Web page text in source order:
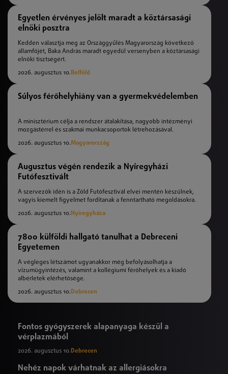
Egyetlen érvényes jelölt maradt a köztársasági
elnöki posztra
Kedden választja meg az Országgyűlés Magyarország következő
államfőjét, Baka András maradt egyedül versenyben a köztársasági
elnöki tisztségért.
2026. augusztus 10.Belföld
Súlyos férőhelyhiány van a gyermekvédelemben
A minisztérium célja a rendszer átalakítása, nagyobb intézményi
mozgástérrel és szakmai munkacsoportok létrehozásával.
2026. augusztus 10.Magyarország
Augusztus végén rendezik a Nyíregyházi
Futófesztivált
A szervezők idén is a Zöld Futófesztivál elvei mentén készülnek,
vagyis kiemelt figyelmet fordítanak a fenntartható megoldásokra.
2026. augusztus 10. Nyíregyháza
7800 külföldi hallgató tanulhat a Debreceni
Egyetemen
A végleges létszámot ugyanakkor még befolyásolhatja a
vízumügyintézés, valamint a kollégiumi férőhelyek és a kiadó
albérletek elérhetősége.
2026. augusztus 10.Debrecen
Fontos gyógyszerek alapanyaga készül a
vérplazmából
2026. augusztus 10.Debrecen
Nehéz napok várhatnak az allergiásokra